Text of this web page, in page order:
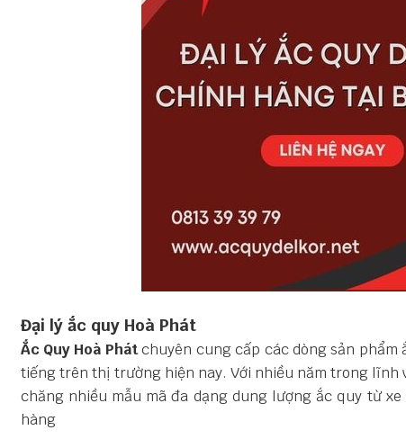
Đại lý ắc quy Hoà Phát
Ắc Quy Hoà Phátchuyên cung cấp các dòng sản phẩm
tiếng trên thị trường hiện nay. Với nhiều năm trong
chăng nhiều mẫu mã đa dạng dung lượng ắc quy từ
hàng